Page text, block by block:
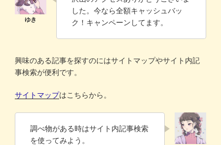
した。今なら全額キャッシュバッ
ク！キャンペーンしてます。
興味のある記事を探すのにはサイトマップやサイト内記
事検索が便利です。
サイトマップはこちらから。
調べ物がある時はサイト内記事検索
を使ってみよう。